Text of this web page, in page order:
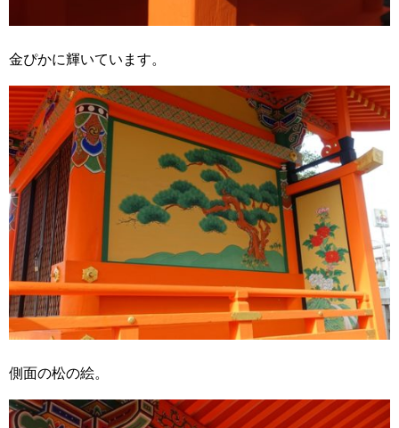
金ぴかに輝いています。
側面の松の絵。